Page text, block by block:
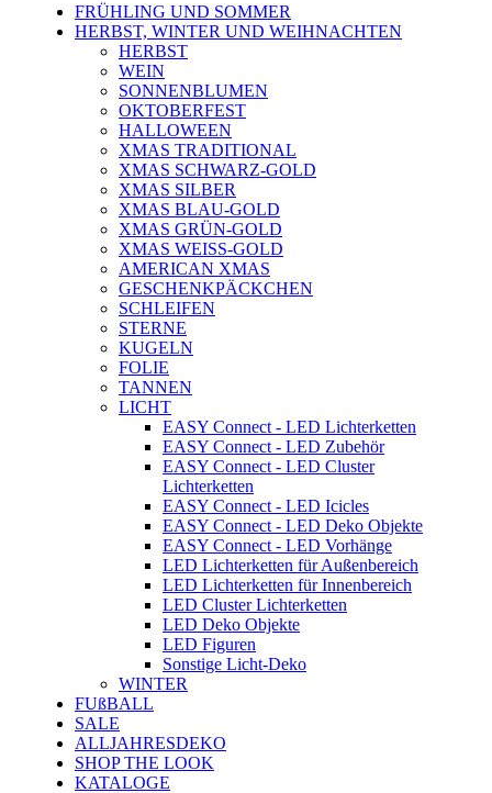
FRÜHLING UND SOMMER
HERBST, WINTER UND WEIHNACHTEN
HERBST
WEIN
SONNENBLUMEN
OKTOBERFEST
HALLOWEEN
XMAS TRADITIONAL
XMAS SCHWARZ-GOLD
XMAS SILBER
XMAS BLAU-GOLD
XMAS GRÜN-GOLD
XMAS WEISS-GOLD
AMERICAN XMAS
GESCHENKPÄCKCHEN
SCHLEIFEN
STERNE
KUGELN
FOLIE
TANNEN
LICHT
EASY Connect - LED Lichterketten
EASY Connect - LED Zubehör
EASY Connect - LED Cluster
Lichterketten
EASY Connect - LED Icicles
EASY Connect - LED Deko Objekte
EASY Connect - LED Vorhänge
LED Lichterketten für Außenbereich
LED Lichterketten für Innenbereich
LED Cluster Lichterketten
LED Deko Objekte
LED Figuren
Sonstige Licht-Deko
WINTER
FUßBALL
SALE
ALLJAHRESDEKO
SHOP THE LOOK
KATALOGE